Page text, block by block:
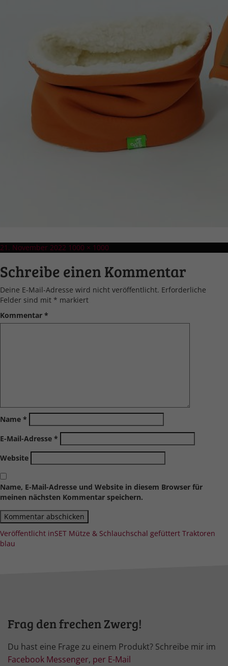
Veröffentlicht
21. November 2022 Volle
1000 × 1000
Schreibe einen Kommentar
Deine E-Mail-Adresse wird nicht veröffentlicht. Erforderliche
Felder sind mit * markiert
Kommentar *
Name *
E-Mail-Adresse *
Website
Name, E-Mail-Adresse und Website in diesem Browser für
meinen nächsten Kommentar speichern.
Beitragsnavigation
Veröffentlicht inSET Mütze & Schlauchschal gefüttert Traktoren
blau
Frag den frechen Zwerg!
Du hast eine Frage zu einem Produkt? Schreibe mir im
Facebook Messenger, per E-Mail